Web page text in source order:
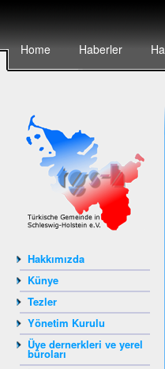
Home Haberler
Hakkımızda
Künye
Tezler
Yönetim Kurulu
Üye dernerkleri ve yerel
büroları